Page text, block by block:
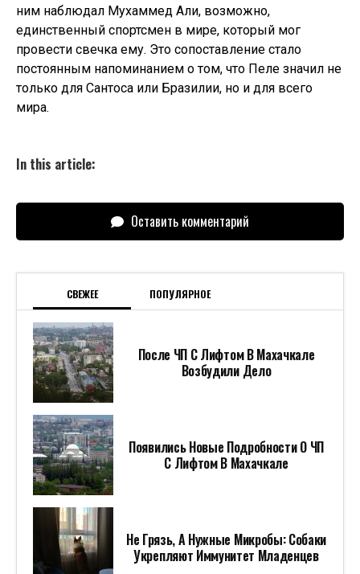
ним наблюдал Мухаммед Али, возможно,
единственный спортсмен в мире, который мог
провести свечка ему. Это сопоставление стало
постоянным напоминанием о том, что Пеле значил не
только для Сантоса или Бразилии, но и для всего
мира.
In this article:
Оставить комментарий
СВЕЖЕЕ ПОПУЛЯРНОЕ
После ЧП С Лифтом В Махачкале
Возбудили Дело
Появились Новые Подробности О ЧП
С Лифтом В Махачкале
Не Грязь, А Нужные Микробы: Собаки
Укрепляют Иммунитет Младенцев